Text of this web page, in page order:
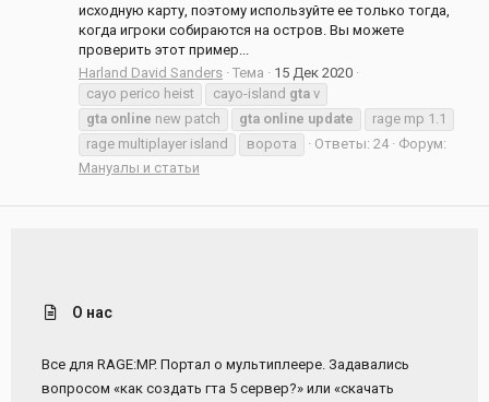
исходную карту, поэтому используйте ее только тогда,
когда игроки собираются на остров. Вы можете
проверить этот пример...
Harland David Sanders Тема
15 Дек 2020
cayo perico heist
cayo-island gta v
gta online new patch gta online update
rage mp 1.1
rage multiplayer island
ворота Ответы: 24
Форум:
Мануалы и статьи
О нас
Все для RAGE:MP. Портал о мультиплеере. Задавались
вопросом «как создать гта 5 сервер?» или «скачать